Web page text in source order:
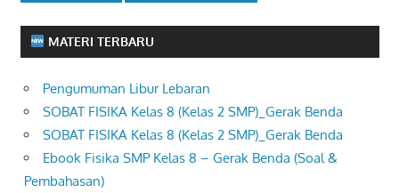
MATERI TERBARU
Pengumuman Libur Lebaran
SOBAT FISIKA Kelas 8 (Kelas 2 SMP)_Gerak Benda
SOBAT FISIKA Kelas 8 (Kelas 2 SMP)_Gerak Benda
Ebook Fisika SMP Kelas 8 – Gerak Benda (Soal &
Pembahasan)